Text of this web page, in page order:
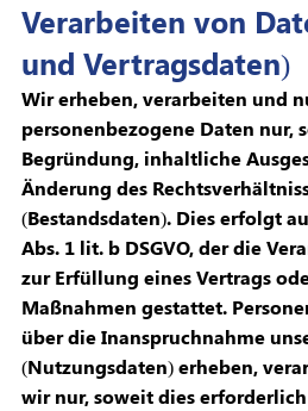
Verarbeiten von
und Vertragsdaten)
Wir erheben, verarbeiten und
personenbezogene Daten nur,
Begründung, inhaltliche
Änderung des
(Bestandsdaten). Dies erfolgt
Abs. 1 lit. b DSGVO, der die
zur Erfüllung eines Vertrags
Maßnahmen gestattet.
über die Inanspruchnahme
(Nutzungsdaten) erheben,
wir nur, soweit dies